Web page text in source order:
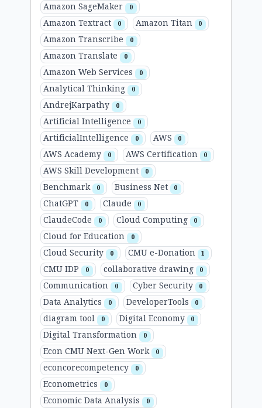
Amazon SageMaker 0
Amazon Textract 0 Amazon Titan 0
Amazon Transcribe 0
Amazon Translate 0
Amazon Web Services 0
Analytical Thinking 0
AndrejKarpathy 0
Artificial Intelligence 0
ArtificialIntelligence 0 AWS 0
AWS Academy 0 AWS Certification 0
AWS Skill Development 0
Benchmark 0 Business Net 0
ChatGPT 0 Claude 0
ClaudeCode 0 Cloud Computing 0
Cloud for Education 0
Cloud Security 0 CMU e-Donation 1
CMU IDP 0 collaborative drawing 0
Communication 0 Cyber Security 0
Data Analytics 0 DeveloperTools 0
diagram tool 0 Digital Economy 0
Digital Transformation 0
Econ CMU Next-Gen Work 0
econcorecompetency 0
Econometrics 0
Economic Data Analysis 0